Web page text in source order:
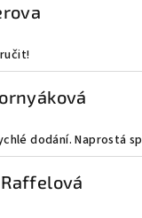
je 5 z 5 hvězdiček.
je 5 z 5 hvězdiček.
dodání. Naprostá
je 5 z 5 hvězdiček.